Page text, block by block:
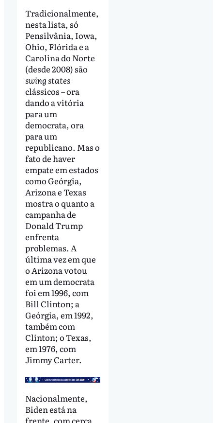
Tradicionalmente,
nesta lista, só
Pensilvânia, Iowa,
Ohio, Flórida e a
Carolina do Norte
(desde 2008) são
swing states
clássicos – ora
dando a vitória
para um
democrata, ora
para um
republicano. Mas o
fato de haver
empate em estados
como Geórgia,
Arizona e Texas
mostra o quanto a
campanha de
Donald Trump
enfrenta
problemas. A
última vez em que
o Arizona votou
em um democrata
foi em 1996, com
Bill Clinton; a
Geórgia, em 1992,
também com
Clinton; o Texas,
em 1976, com
Jimmy Carter.
Nacionalmente,
Biden está na
frente, com cerca